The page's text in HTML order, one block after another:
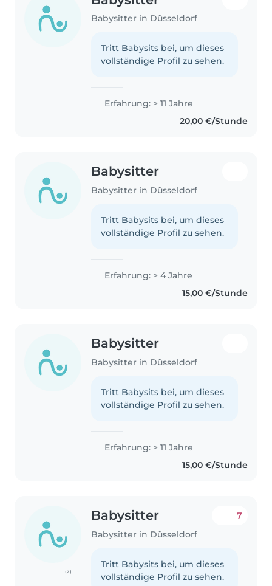
Babysitter in Düsseldorf
Tritt Babysits bei, um dieses
vollständige Profil zu sehen.
Erfahrung: > 11 Jahre
20,00 €/Stunde
Babysitter
Babysitter in Düsseldorf
Tritt Babysits bei, um dieses
vollständige Profil zu sehen.
Erfahrung: > 4 Jahre
15,00 €/Stunde
Babysitter
Babysitter in Düsseldorf
Tritt Babysits bei, um dieses
vollständige Profil zu sehen.
Erfahrung: > 11 Jahre
15,00 €/Stunde
(2)
Babysitter
Babysitter in Düsseldorf
7
Tritt Babysits bei, um dieses
vollständige Profil zu sehen.